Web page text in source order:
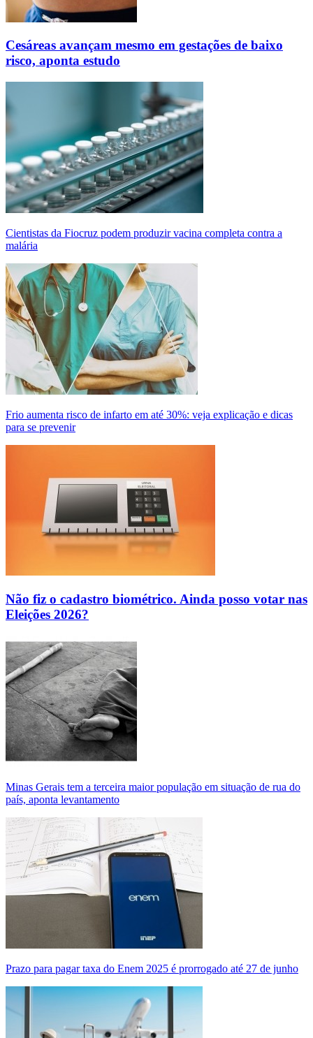
Cesáreas avançam mesmo em gestações de baixo
risco, aponta estudo
Cientistas da Fiocruz podem produzir vacina completa contra a
malária
Frio aumenta risco de infarto em até 30%: veja explicação e dicas
para se prevenir
Não fiz o cadastro biométrico. Ainda posso votar nas
Eleições 2026?
Minas Gerais tem a terceira maior população em situação de rua do
país, aponta levantamento
Prazo para pagar taxa do Enem 2025 é prorrogado até 27 de junho